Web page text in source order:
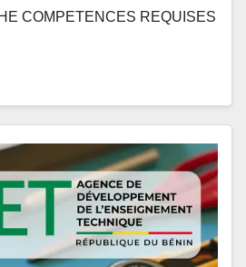
COMPETENCES REQUISES